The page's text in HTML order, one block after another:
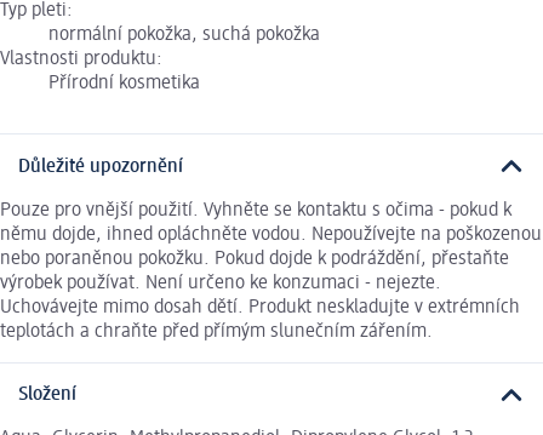
Typ pleti:
normální pokožka, suchá pokožka
Vlastnosti produktu:
Přírodní kosmetika
Důležité upozornění
Pouze pro vnější použití. Vyhněte se kontaktu s očima - pokud k
němu dojde, ihned opláchněte vodou. Nepoužívejte na poškozenou
nebo poraněnou pokožku. Pokud dojde k podráždění, přestaňte
výrobek používat. Není určeno ke konzumaci - nejezte.
Uchovávejte mimo dosah dětí. Produkt neskladujte v extrémních
teplotách a chraňte před přímým slunečním zářením.
Složení